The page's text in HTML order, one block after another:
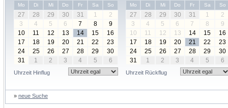
Mo
Di Mi Do Fr Sa So
27 28 29 30 31 1
2
3
4 5 6 7 8
9
10
11 12 13 14 15
16
17
18 19 20 21 22
23
24
25 26 27 28 29
30
31
1 2 3 4 5 6
Uhrzeit Hinflug
Mo
Di Mi Do Fr Sa So
27 28 29 30 31 1
2
3
4 5 6 7 8
9
10
11 12 13 14 15
16
17
18 19 20 21 22
23
24
25 26 27 28 29
30
31
1 2 3 4 5 6
Uhrzeit Rückflug
» neue Suche